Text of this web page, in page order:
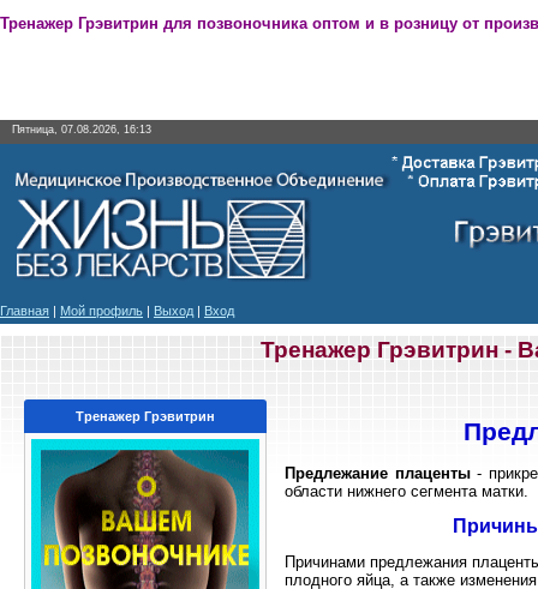
Тренажер Грэвитрин для позвоночника оптом и в розницу от
Пятница, 07.08.2026, 16:13
Главная | Мой профиль | Выход | Вход
Тренажер Грэвитрин -
Тренажер Грэвитрин
Предлежание плаценты-
области нижнего сегмента матки.
Причинами предлежания
плодного яйца, а также